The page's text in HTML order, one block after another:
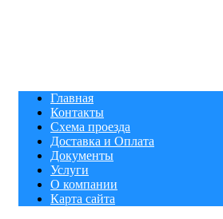
Главная
Контакты
Схема проезда
Доставка и Оплата
Документы
Услуги
О компании
Карта сайта